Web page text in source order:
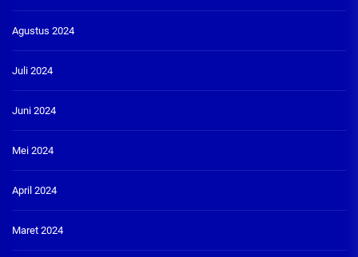
Agustus 2024
Juli 2024
Juni 2024
Mei 2024
April 2024
Maret 2024